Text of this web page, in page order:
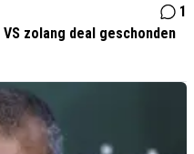
1
zolang deal geschonden